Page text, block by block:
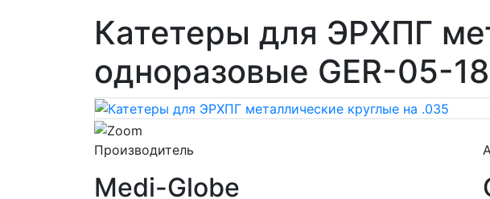
Катетеры для ЭРХПГ
одноразовые GER-05-
Производитель
Medi-Globe